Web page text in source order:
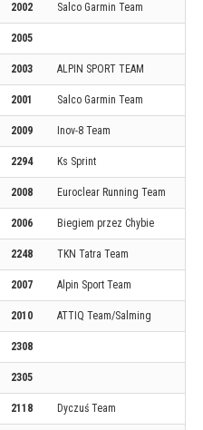
2002 Salco Garmin Team
2005
2003 ALPIN SPORT TEAM
2001 Salco Garmin Team
2009 Inov-8 Team
2294 Ks Sprint
2008 Euroclear Running Team
2006 Biegiem przez Chybie
2248 TKN Tatra Team
2007 Alpin Sport Team
2010 ATTIQ Team/Salming
2308
2305
2118 Dyczuś Team